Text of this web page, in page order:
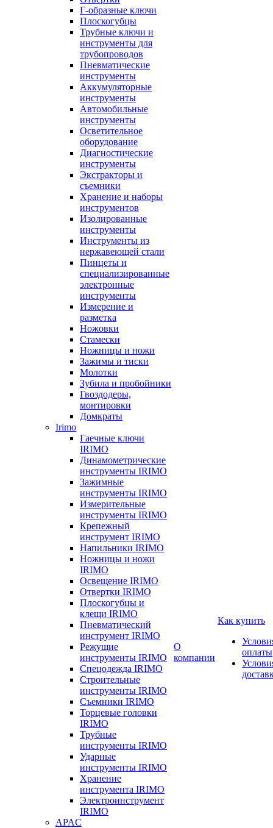
Г-образные ключи
Плоскогубцы
Трубные ключи и
инструменты для
трубопроводов
Пневматические
инструменты
Аккумуляторные
инструменты
Автомобильные
инструменты
Осветительное
оборудование
Диагностические
инструменты
Экстракторы и
съемники
Хранение и наборы
инструментов
Изолированные
инструменты
Инструменты из
нержавеющей стали
Пинцеты и
специализированные
электронные
инструменты
Измерение и
разметка
Ножовки
Стамески
Ножницы и ножи
Зажимы и тиски
Молотки
Зубила и пробойники
Гвоздодеры,
монтировки
Домкраты
Irimo
Гаечные ключи
IRIMO
Динамометрические
инструменты IRIMO
Зажимные
инструменты IRIMO
Измерительные
инструменты IRIMO
Крепежный
инструмент IRIMO
Напильники IRIMO
Ножницы и ножи
IRIMO
Освещение IRIMO
Отвертки IRIMO
Плоскогубцы и
клещи IRIMO
Пневматический
инструмент IRIMO
Режущие
инструменты IRIMO
Спецодежда IRIMO
Строительные
инструменты IRIMO
Съемники IRIMO
Торцевые головки
IRIMO
Трубные
инструменты IRIMO
Ударные
инструменты IRIMO
Хранение
инструмента IRIMO
Электроинструмент
IRIMO
APAC
О
компании
Как купить
оплаты